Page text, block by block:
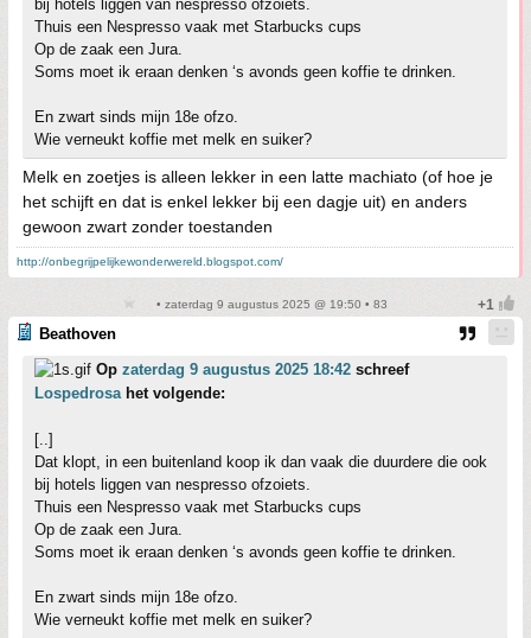
bij hotels liggen van nespresso ofzoiets.
Thuis een Nespresso vaak met Starbucks cups
Op de zaak een Jura.
Soms moet ik eraan denken ‘s avonds geen koffie te drinken.
En zwart sinds mijn 18e ofzo.
Wie verneukt koffie met melk en suiker?
Melk en zoetjes is alleen lekker in een latte machiato (of hoe je
het schijft en dat is enkel lekker bij een dagje uit) en anders
gewoon zwart zonder toestanden
http://onbegrijpelijkewonderwereld.blogspot.com/
• zaterdag 9 augustus 2025 @ 19:50 • 83
Beathoven
Op zaterdag 9 augustus 2025 18:42 schreef
Lospedrosahet volgende:
[..]
Dat klopt, in een buitenland koop ik dan vaak die duurdere die ook
bij hotels liggen van nespresso ofzoiets.
Thuis een Nespresso vaak met Starbucks cups
Op de zaak een Jura.
Soms moet ik eraan denken ‘s avonds geen koffie te drinken.
En zwart sinds mijn 18e ofzo.
Wie verneukt koffie met melk en suiker?